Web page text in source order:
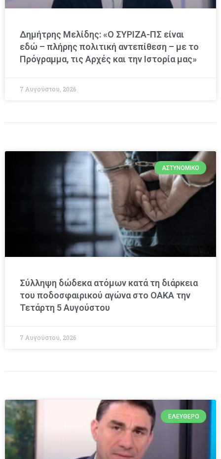
Δημήτρης Μελίδης: «Ο ΣΥΡΙΖΑ-ΠΣ είναι
εδώ – πλήρης πολιτική αντεπίθεση – με το
Πρόγραμμα, τις Αρχές και την Ιστορία μας»
7 Αυγούστου, 2026
ΑΣΤΥΝΟΜΙΚΌ
Σύλληψη δώδεκα ατόμων κατά τη διάρκεια
του ποδοσφαιρικού αγώνα στο ΟΑΚΑ την
Τετάρτη 5 Αυγούστου
7 Αυγούστου, 2026
ΕΛΕΎΘΕΡΟ